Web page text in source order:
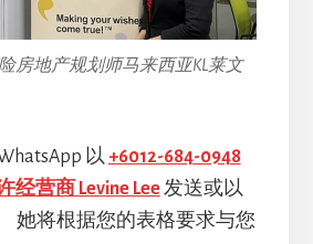
房地产规划师马来西亚KL莱文
以 +6012-684-0948
经营商 Levine Lee发送或以
她将根据您的表格要求与您